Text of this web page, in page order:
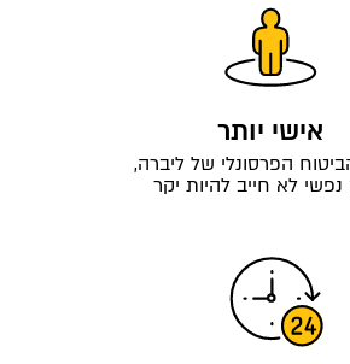
אישי יותר
הפרסונלי של ליברה,
לא חייב להיות יקר